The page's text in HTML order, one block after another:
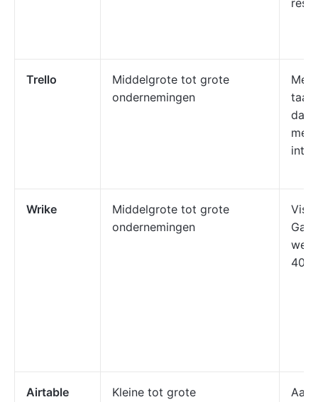
Trello
Middelgrote tot grote
ondernemingen
dan
Wrike
Middelgrote tot grote
ondernemingen
400
Airtable
Kleine tot grote